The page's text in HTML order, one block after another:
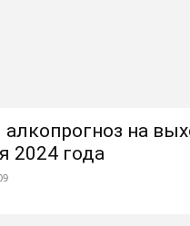
на
2024 года